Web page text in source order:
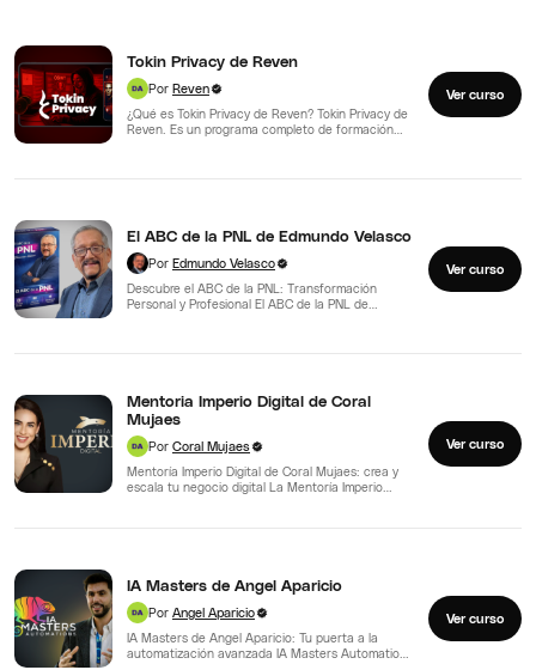
Tokin Privacy de Reven
Por Reven
¿Qué es Tokin Privacy de Reven? Tokin Privacy de
Reven. Es un programa completo de formación
Ver curso
El ABC de la PNL de Edmundo Velasco
Por Edmundo Velasco
Descubre el ABC de la PNL: Transformación
Personal y Profesional El ABC de la PNL de
Ver curso
Mentoria Imperio Digital de Coral
Mujaes
Por Coral Mujaes
Mentoría Imperio Digital de Coral Mujaes: crea y
escala tu negocio digital La Mentoría Imperio
Ver curso
IA Masters de Angel Aparicio
Por Angel Aparicio
IA Masters de Angel Aparicio: Tu puerta a la
automatización avanzada IA Masters Automations
Ver curso